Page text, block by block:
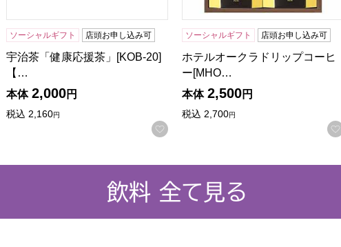
に入りに登録する
ソーシャルギフト 店頭お申し込み可
宇治茶「健康応援茶」[KOB-20]
【…
本体 2,000円
税込 2,160円
お気に入りに登録する
ソーシャルギフト 店頭お申し込み可
ホテルオークラドリップコーヒ
ー[MHO…
本体 2,500円
税込 2,700円
飲料 全て見る